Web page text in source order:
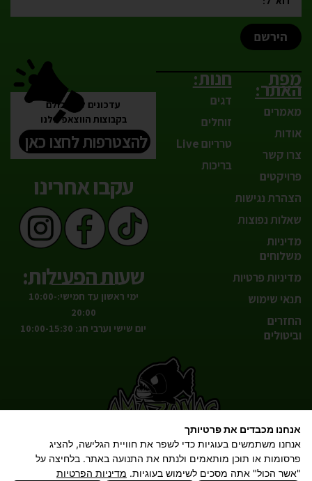
הירשם
מפת
האתר:
מאמרים
אודות
צרו קשר
פרויקטים
הצהרת נגישות
שאלות נפוצות
מדיניות
משלוחים
מדיניות פרטיות
תנאי שימוש
החזרים
וביטולים
חנות:
דגים
זוחלים
טרריום Live
בריכות
עדכונים לפני כולם
בקבוצות הווצאפ שלנו
להצטרפות לחצו כאן
עקבו אחרינו
שעות הפעילות:
ימי ראשון עד חמישי:10:00-
20:00
יום שישי וערבי חג: 10:00-15:30
הטבע אצלך בסלון!אנחנו מכבדים את פרטיותך
אנחנו משתמשים בעוגיות כדי לשפר את חוויית הגלישה, להציג
פרסומות או תוכן מותאמים ולנתח את התנועה באתר. בלחיצה על
"אשר הכול" אתה מסכים לשימוש בעוגיות. מדיניות הפרטיות